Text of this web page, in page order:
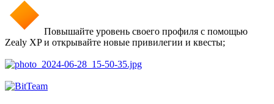
Повышайте уровень своего профиля с помощью
Zealy XP и открывайте новые привилегии и квесты;